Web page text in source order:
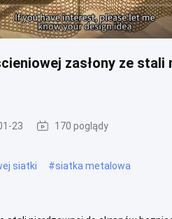
zasłony ze stali
23 170 poglądy
siatki #siatka metalowa